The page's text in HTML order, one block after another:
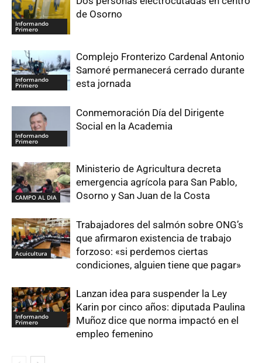
Informando
Primero
de Osorno
Informando
Primero
Complejo Fronterizo Cardenal Antonio
Samoré permanecerá cerrado durante
esta jornada
Informando
Primero
Conmemoración Día del Dirigente
Social en la Academia
CAMPO AL DIA
Ministerio de Agricultura decreta
emergencia agrícola para San Pablo,
Osorno y San Juan de la Costa
Acuicultura
Trabajadores del salmón sobre ONG’s
que afirmaron existencia de trabajo
forzoso: «si perdemos ciertas
condiciones, alguien tiene que pagar»
Informando
Primero
Lanzan idea para suspender la Ley
Karin por cinco años: diputada Paulina
Muñoz dice que norma impactó en el
empleo femenino